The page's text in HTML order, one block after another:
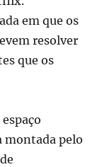
em que os
resolver
que os
montada pelo